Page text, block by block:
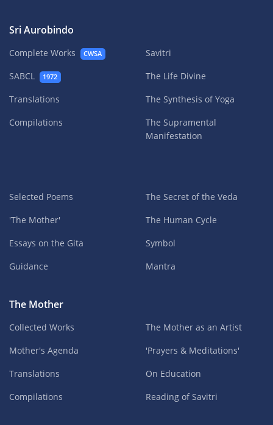
Sri Aurobindo
Complete Works CWSA
SABCL 1972
Translations
Compilations
Savitri
The Life Divine
The Synthesis of Yoga
The Supramental
Manifestation
Selected Poems
'The Mother'
Essays on the Gita
Guidance
The Secret of the Veda
The Human Cycle
Symbol
Mantra
The Mother
Collected Works
Mother's Agenda
Translations
Compilations
The Mother as an Artist
'Prayers & Meditations'
On Education
Reading of Savitri